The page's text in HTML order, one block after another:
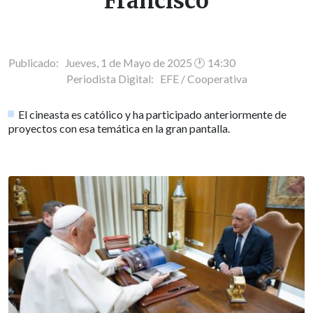
Publicado: Jueves, 1 de Mayo de 2025 🕐 14:30
Periodista Digital: EFE / Cooperativa
El cineasta es católico y ha participado anteriormente de
proyectos con esa temática en la gran pantalla.